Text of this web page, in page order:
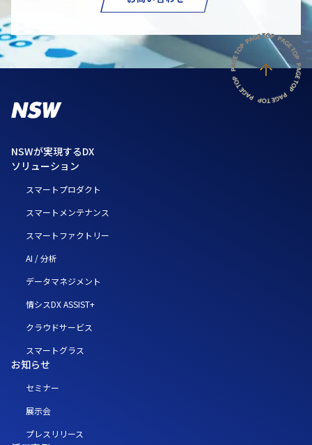
NSWが実現するDX
ソリューション
スマートプロダクト
スマートメンテナンス
スマートファクトリー
AI / 分析
データマネジメント
情シスDX ASSIST+
クラウドサービス
スマートグラス
お知らせ
セミナー
展示会
プレスリリース